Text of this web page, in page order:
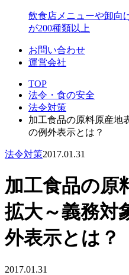
飲食店メニューや卸向
が200種類以上
お問い合わせ
運営会社
TOP
法令・食の安全
法令対策
加工食品の原料原産地
の例外表示とは？
法令対策2017.01.31
加工食品の原
拡大～義務対
外表示とは？
2017.01.31